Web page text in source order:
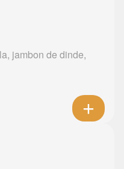
jambon de dinde,